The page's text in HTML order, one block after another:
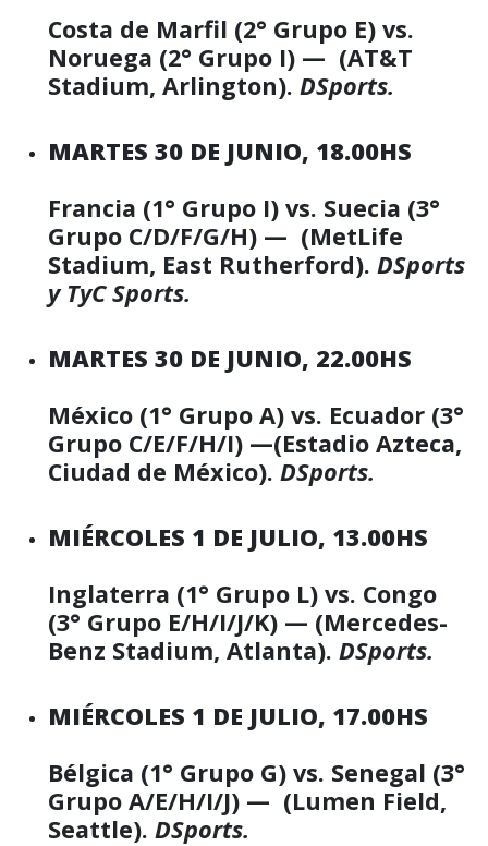
Costa de Marfil (2° Grupo E) vs.
Noruega (2° Grupo I) — (AT&T
Stadium, Arlington). DSports.
MARTES 30 DE JUNIO, 18.00HS
Francia (1° Grupo I) vs. Suecia (3°
Grupo C/D/F/G/H) — (MetLife
Stadium, East Rutherford). DSports
y TyC Sports.
MARTES 30 DE JUNIO, 22.00HS
México (1° Grupo A) vs. Ecuador (3°
Grupo C/E/F/H/I) —(Estadio Azteca,
Ciudad de México). DSports.
MIÉRCOLES 1 DE JULIO, 13.00HS
Inglaterra (1° Grupo L) vs. Congo
(3° Grupo E/H/I/J/K) — (Mercedes-
Benz Stadium, Atlanta). DSports.
MIÉRCOLES 1 DE JULIO, 17.00HS
Bélgica (1° Grupo G) vs. Senegal (3°
Grupo A/E/H/I/J) — (Lumen Field,
Seattle). DSports.